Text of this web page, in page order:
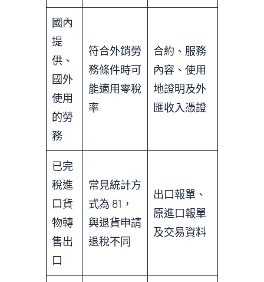
國內
提
供、
國外
使用
的勞
務
符合外銷勞
務條件時可
能適用零稅
率
合約、服務
內容、使用
地證明及外
匯收入憑證
已完
稅進
口貨
物轉
售出
口
常見統計方
式為 81，
與退貨申請
退稅不同
出口報單、
原進口報單
及交易資料